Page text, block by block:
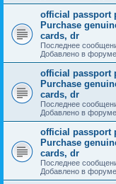
official passport
Purchase
cards, dr
Последнее
Добавлено в форуме
official passport
Purchase
cards, dr
Последнее
Добавлено в форуме
official passport
Purchase
cards, dr
Последнее
Добавлено в форуме